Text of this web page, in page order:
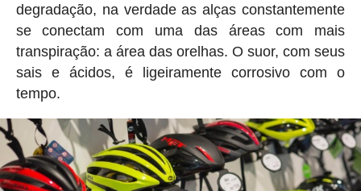
degradação, na verdade as alças constantemente
se conectam com uma das áreas com mais
transpiração: a área das orelhas. O suor, com seus
sais e ácidos, é ligeiramente corrosivo com o
tempo.